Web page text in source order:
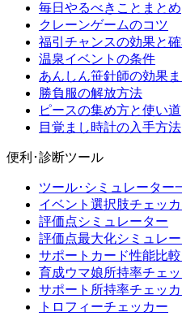
毎日やるべきことまとめ
クレーンゲームのコツ
福引チャンスの効果と
温泉イベントの条件
あんしん笹針師の効果
勝負服の解放方法
ピースの集め方と使い道
目覚まし時計の入手方法
便利･診断ツール
ツール･シミュレーター
イベント選択肢チェッ
評価点シミュレーター
評価点最大化シミュレ
サポートカード性能比
育成ウマ娘所持率チェ
サポート所持率チェッ
トロフィーチェッカー